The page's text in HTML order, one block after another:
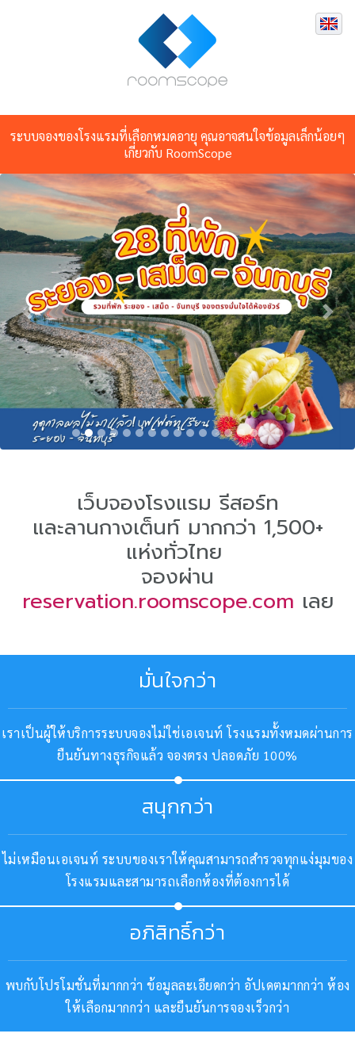
ระบบจองของโรงแรมที่เลือกหมดอายุ คุณอาจสนใจข้อมูลเล็กน้อยๆ
เกี่ยวกับ RoomScope
Previous Next
เว็บจองโรงแรม รีสอร์ท
และลานกางเต็นท์มากกว่า 1,500+
แห่งทั่วไทย
จองผ่าน
reservation.roomscope.com เลย
มั่นใจกว่า
เราเป็นผู้ให้บริการระบบจองไม่ใช่เอเจนท์ โรงแรมทั้งหมดผ่านการ
ยืนยันทางธุรกิจแล้ว จองตรง ปลอดภัย 100%
สนุกกว่า
ไม่เหมือนเอเจนท์ ระบบของเราให้คุณสามารถสำรวจทุกแง่มุมของ
โรงแรมและสามารถเลือกห้องที่ต้องการได้
อภิสิทธิ์กว่า
พบกับโปรโมชั่นที่มากกว่า ข้อมูลละเอียดกว่า อัปเดตมากกว่า ห้อง
ให้เลือกมากกว่า และยืนยันการจองเร็วกว่า